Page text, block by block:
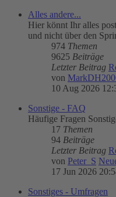
Alles andere...
Hier könnt Ihr alles
und nicht über den
974 Themen
9625 Beiträge
Letzter Beitrag
von
10 Aug 2026
Sonstige - FAQ
Häufige Fragen
17 Themen
94 Beiträge
Letzter Beitrag
von Peter_S
17 Jun 2026
Sonstiges - Umfragen